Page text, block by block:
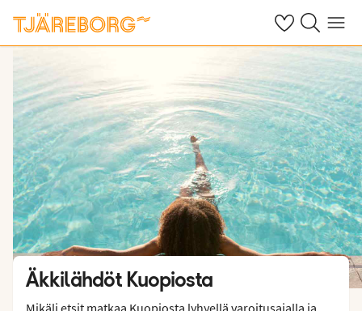
OmatHaku Valikko
Äkkilähdöt Kuopiosta
Mikäli etsit matkaa Kuopiosta lyhyellä varoitusajalla ja